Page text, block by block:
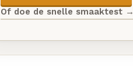
Of doe de snelle smaaktest →